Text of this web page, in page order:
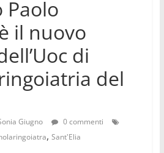
Paolo
il nuovo
di
del
Giugno
0 commenti
, Sant'Elia